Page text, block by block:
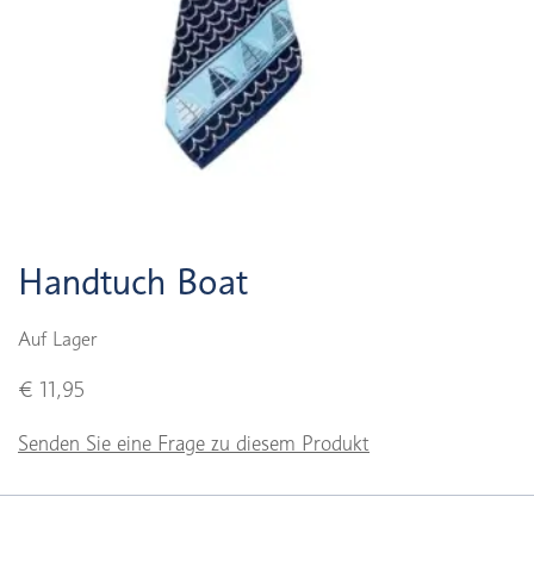
Handtuch Boat
Auf Lager
€ 11,95
Senden Sie eine Frage zu diesem Produkt